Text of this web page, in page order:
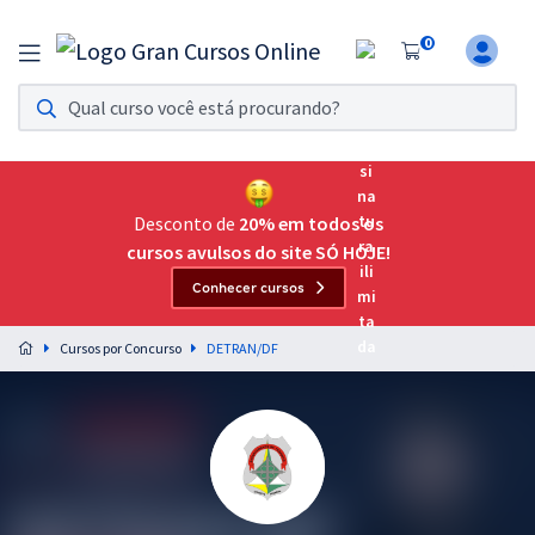
0
Assinatura Ilimitada 11
Acesso a todos os cursos. Teste grátis por 7 dias!
Assinatura OAB Até Passar
Acesso ilimitado a toda preparação para o Exame da
Preparação completa e intensiva para as principais
residências em saúde do Brasil
Desconto de 20% em todos os
cursos avulsos do site SÓ HOJE!
Conhecer cursos
Cursos por Concurso DETRAN/DF